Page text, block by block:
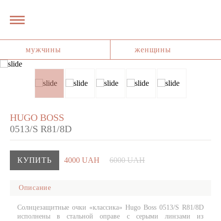
мужчины женщины
HUGO BOSS
0513/S R81/8D
КУПИТЬ 4000 UAH 6000 UAH
Описание
Солнцезащитные очки «классика» Hugo Boss 0513/S R81/8D
исполнены в стальной оправе с серыми линзами из